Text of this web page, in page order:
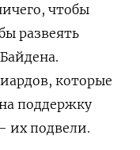
чтобы
развеять
которые
поддержку
их подвели.